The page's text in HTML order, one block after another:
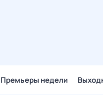
Премьеры недели